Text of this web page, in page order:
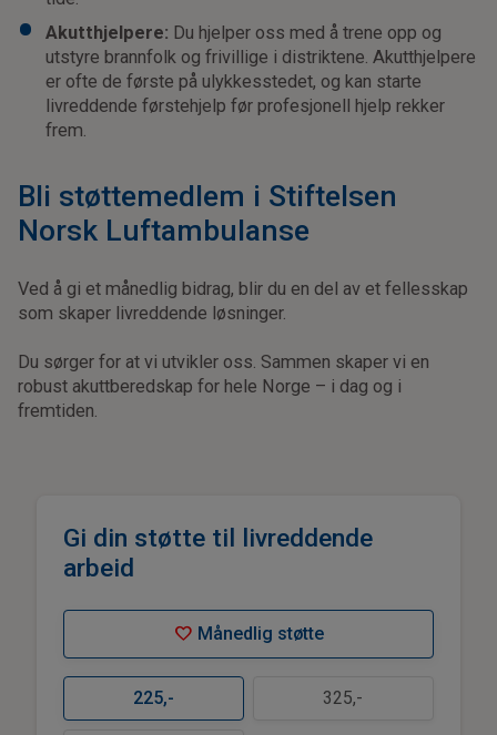
Akutthjelpere: Du hjelper oss med å trene opp og
utstyre brannfolk og frivillige i distriktene. Akutthjelpere
er ofte de første på ulykkesstedet, og kan starte
livreddende førstehjelp før profesjonell hjelp rekker
frem.
Bli støttemedlem i Stiftelsen
Norsk Luftambulanse
Ved å gi et månedlig bidrag, blir du en del av et fellesskap
som skaper livreddende løsninger.
Du sørger for at vi utvikler oss. Sammen skaper vi en
robust akuttberedskap for hele Norge – i dag og i
fremtiden.
Gi din støtte til livreddende
arbeid
favorite Månedlig støtte
225,- 325,-